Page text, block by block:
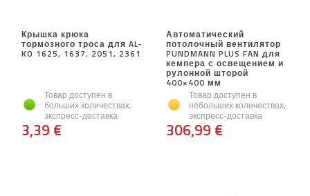
Крышка крюка
тормозного троса для AL-
KO 1625, 1637, 2051, 2361
Товар доступен в
больших количествах,
экспресс-доставка
3,39 €
Автоматический
потолочный вентилятор
PUNDMANN PLUS FAN для
кемпера с освещением и
рулонной шторой
400×400 мм
Товар доступен в
небольших количествах,
экспресс-доставка
306,99 €